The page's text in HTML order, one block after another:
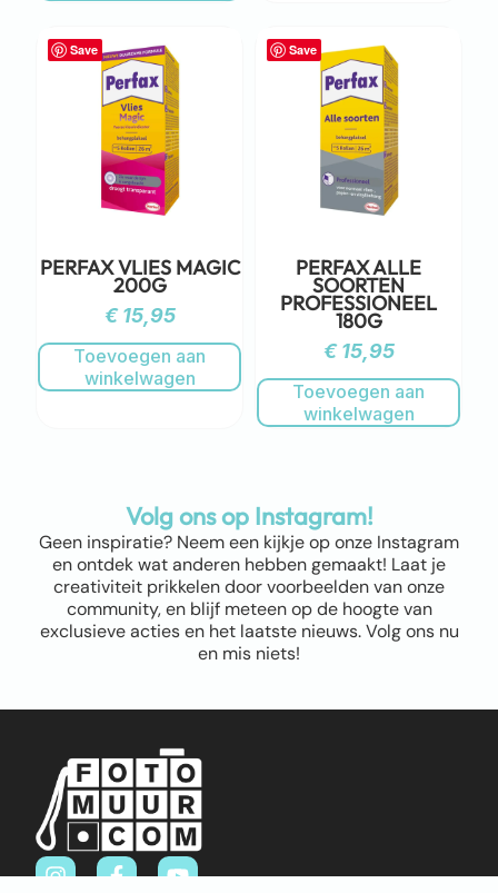
Save
PERFAX VLIES MAGIC
200G
€15,95
Toevoegen aan
winkelwagen
Save
PERFAX ALLE
SOORTEN
PROFESSIONEEL
180G
€15,95
Toevoegen aan
winkelwagen
Volg ons op Instagram!
Geen inspiratie? Neem een kijkje op onze Instagram
en ontdek wat anderen hebben gemaakt! Laat je
creativiteit prikkelen door voorbeelden van onze
community, en blijf meteen op de hoogte van
exclusieve acties en het laatste nieuws. Volg ons nu
en mis niets!